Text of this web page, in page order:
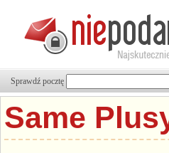
Sprawdź pocztę
Same